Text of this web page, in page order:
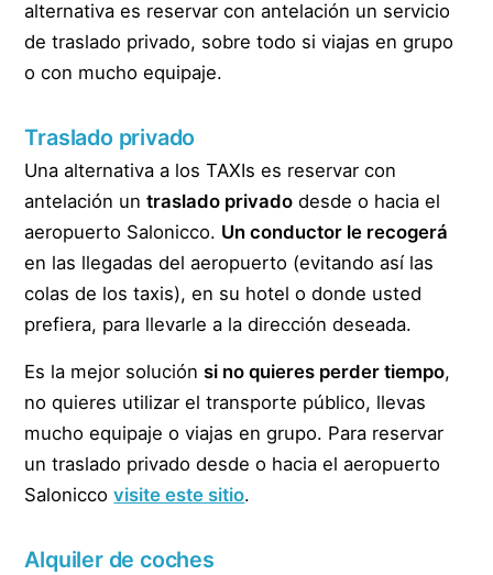
alternativa es reservar con antelación un servicio
de traslado privado, sobre todo si viajas en grupo
o con mucho equipaje.
Traslado privado
Una alternativa a los TAXIs es reservar con
antelación untraslado privado desde o hacia el
aeropuerto Salonicco. Un conductor le recogerá
en las llegadas del aeropuerto (evitando así las
colas de los taxis), en su hotel o donde usted
prefiera, para llevarle a la dirección deseada.
Es la mejor soluciónsi no quieres perder tiempo,
no quieres utilizar el transporte público, llevas
mucho equipaje o viajas en grupo. Para reservar
un traslado privado desde o hacia el aeropuerto
Saloniccovisite este sitio.
Alquiler de coches